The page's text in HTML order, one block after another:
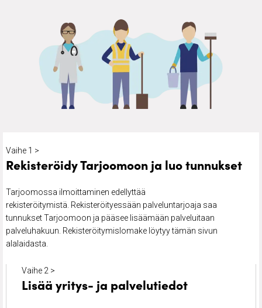
Vaihe 1 >
Rekisteröidy Tarjoomoon ja luo tunnukset
Tarjoomossa ilmoittaminen edellyttää
rekisteröitymistä. Rekisteröityessään palveluntarjoaja saa
tunnukset Tarjoomoon ja pääsee lisäämään palveluitaan
palveluhakuun. Rekisteröitymislomake löytyy tämän sivun
alalaidasta.
Vaihe 2 >
Lisää yritys- ja palvelutiedot